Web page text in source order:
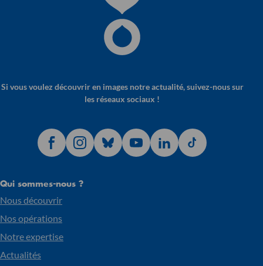
Si vous voulez découvrir en images notre actualité, suivez-nous sur
les réseaux sociaux !
Qui sommes-nous ?
Nous découvrir
Nos opérations
Notre expertise
Actualités